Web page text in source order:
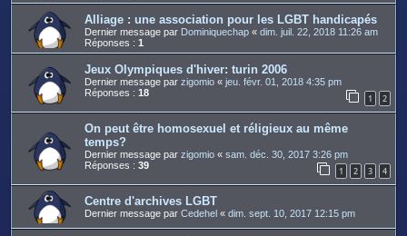
Alliage : une association pour les LGBT handicapés
Dernier message par Dominiquechap « dim. juil. 22, 2018 11:26 am
Réponses : 1
Jeux Olympiques d'hiver: turin 2006
Dernier message par zigomio « jeu. févr. 01, 2018 4:35 pm
Réponses : 18 1 2
On peut être homosexuel et réligieux au même
temps?
Dernier message par zigomio « sam. déc. 30, 2017 3:26 pm
Réponses : 39 1 2 3 4
Centre d'archives LGBT
Dernier message par Cedehel « dim. sept. 10, 2017 12:15 pm